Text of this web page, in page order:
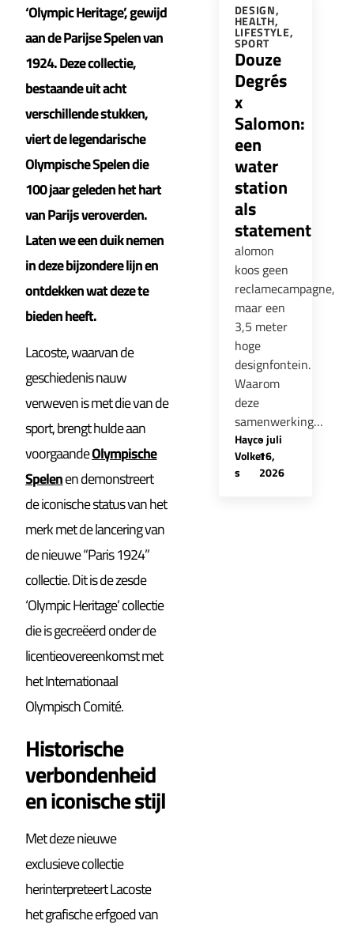
‘Olympic Heritage’, gewijd
aan de Parijse Spelen van
1924. Deze collectie,
bestaande uit acht
verschillende stukken,
viert de legendarische
Olympische Spelen die
100 jaar geleden het hart
van Parijs veroverden.
Laten we een duik nemen
in deze bijzondere lijn en
ontdekken wat deze te
bieden heeft.
Lacoste, waarvan de
geschiedenis nauw
verweven is met die van de
sport, brengt hulde aan
voorgaandeOlympische
Spelenen demonstreert
de iconische status van het
merk met de lancering van
de nieuwe “Paris 1924”
collectie. Dit is de zesde
‘Olympic Heritage’ collectie
die is gecreëerd onder de
licentieovereenkomst met
het Internationaal
Olympisch Comité.
Historische
verbondenheid
en iconische stijl
Met deze nieuwe
exclusieve collectie
herinterpreteert Lacoste
het grafische erfgoed van
DESIGN,
HEALTH,
LIFESTYLE,
SPORT
Douze
Degrés
x
Salomon:
een
water
station
als
statement
alomon
koos geen
reclamecampagne,
maar een
3,5 meter
hoge
designfontein.
Waarom
deze
samenwerking…
Hayco
Volker
s
-juli
16,
2026